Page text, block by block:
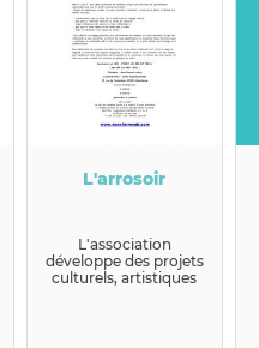
L'arrosoir
L'association
développe des projets
culturels, artistiques